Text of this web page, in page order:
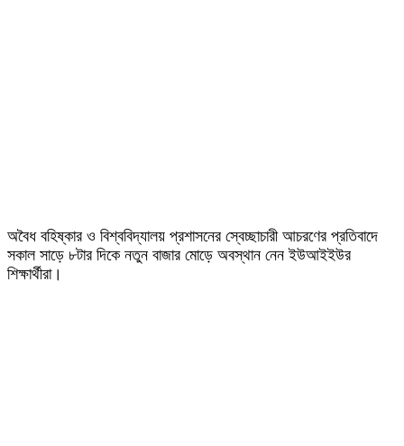
অবৈধ বহিষ্কার ও বিশ্ববিদ্যালয় প্রশাসনের স্বেচ্ছাচারী আচরণের প্রতিবাদে
সকাল সাড়ে ৮টার দিকে নতুন বাজার মোড়ে অবস্থান নেন ইউআইইউর
শিক্ষার্থীরা।